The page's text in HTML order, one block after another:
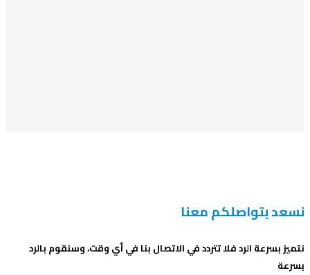
نسعد بتواصلكم معنا
نتميز بسرعة الرد فلا تتردد في الاتصال بنا في أي وقت، وسنقوم بالرد
بسرعة